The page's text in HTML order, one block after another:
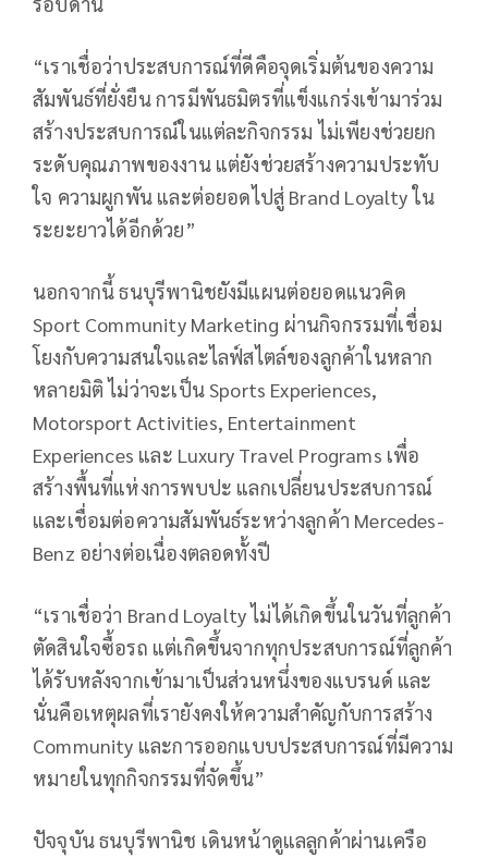
“เราเชื่อว่าประสบการณ์ที่ดีคือจุดเริ่มต้นของความ
สัมพันธ์ที่ยั่งยืน การมีพันธมิตรที่แข็งแกร่งเข้ามาร่วม
สร้างประสบการณ์ในแต่ละกิจกรรม ไม่เพียงช่วยยก
ระดับคุณภาพของงาน แต่ยังช่วยสร้างความประทับ
ใจ ความผูกพัน และต่อยอดไปสู่ Brand Loyalty ใน
ระยะยาวได้อีกด้วย”
นอกจากนี้ ธนบุรีพานิชยังมีแผนต่อยอดแนวคิด
Sport Community Marketing ผ่านกิจกรรมที่เชื่อม
โยงกับความสนใจและไลฟ์สไตล์ของลูกค้าในหลาก
หลายมิติ ไม่ว่าจะเป็น Sports Experiences,
Motorsport Activities, Entertainment
Experiences และ Luxury Travel Programs เพื่อ
สร้างพื้นที่แห่งการพบปะ แลกเปลี่ยนประสบการณ์
และเชื่อมต่อความสัมพันธ์ระหว่างลูกค้า Mercedes-
Benz อย่างต่อเนื่องตลอดทั้งปี
“เราเชื่อว่า Brand Loyalty ไม่ได้เกิดขึ้นในวันที่ลูกค้า
ตัดสินใจซื้อรถ แต่เกิดขึ้นจากทุกประสบการณ์ที่ลูกค้า
ได้รับหลังจากเข้ามาเป็นส่วนหนึ่งของแบรนด์ และ
นั่นคือเหตุผลที่เรายังคงให้ความสำคัญกับการสร้าง
Community และการออกแบบประสบการณ์ที่มีความ
หมายในทุกกิจกรรมที่จัดขึ้น”
ปัจจุบัน ธนบุรีพานิช เดินหน้าดูแลลูกค้าผ่านเครือ